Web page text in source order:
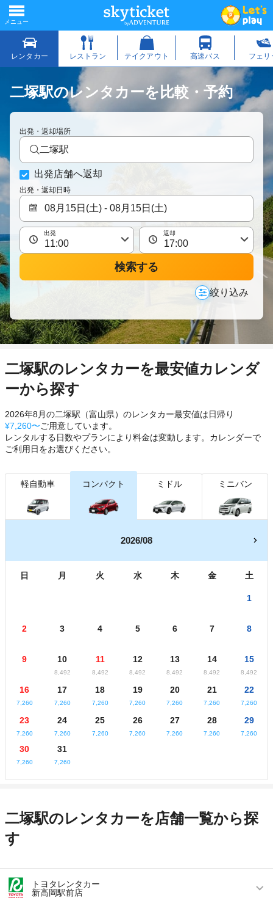
二塚駅のレンタカーを比較・予約
出発・返却場所
二塚駅
出発店舗へ返却
出発・返却日時
出発 返却
検索する
絞り込み
二塚駅のレンタカーを最安値カレンダ
ーから探す
2026年8月の二塚駅（富山県）のレンタカー最安値は日帰り
¥7,260〜ご用意しています。
レンタルする日数やプランにより料金は変動します。カレンダーで
ご利用日をお選びください。
軽自動車 コンパクト ミドル ミニバン
2026/08
日 月 火 水 木 金 土
1
2 3 4 5 6 7 8
9 10
8,492
11
8,492
12
8,492
13
8,492
14
8,492
15
8,492
16
7,260
17
7,260
18
7,260
19
7,260
20
7,260
21
7,260
22
7,260
23
7,260
24
7,260
25
7,260
26
7,260
27
7,260
28
7,260
29
7,260
30
7,260
31
7,260
二塚駅のレンタカーを店舗一覧から探
す
トヨタレンタカー
新高岡駅前店